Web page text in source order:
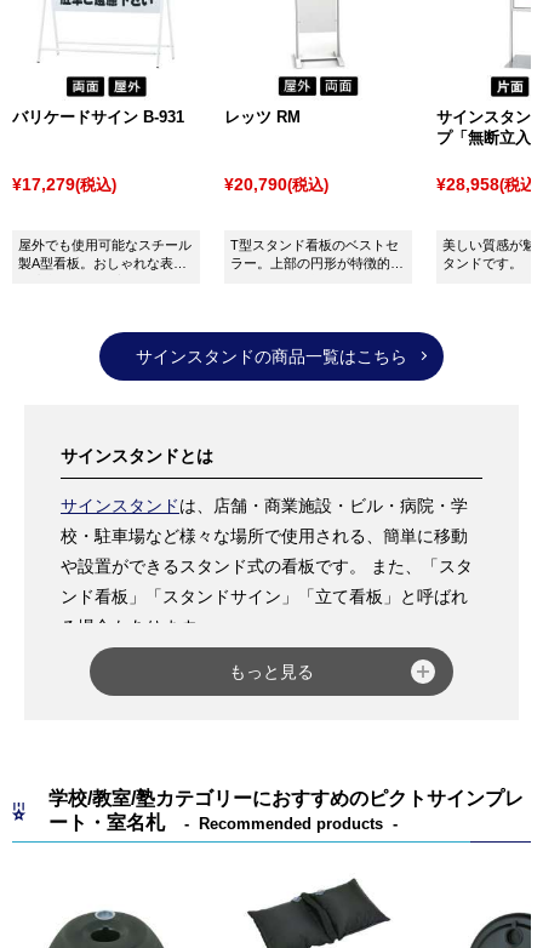
ける回転ボードタイプ、持ち運びが簡単でさまざまな
場所に貼り付けが可能なシートタイプ、脚が付いたス
タンドタイプなどバリエーションも豊富です。
また、マーカーペン
く取り揃えていますので、ぜひ一緒にチェックしてみ
バリケードサイン B-931
¥17,279(税込)
屋外でも使用可能なスチール
製A型看板。おしゃれな表示
レッツ RM
¥20,790(税込)
T型スタンド看板のベストセ
ラー。上部の円形が特徴的で
サインスタン
プ「無断立入
¥28,958(税込)
美しい質感が魅
タンドです。
サインスタンドの商品一覧はこちら
サインスタンドとは
サインスタンドは、店舗・商業施設・ビル・病院・学
校・駐車場など様々な場所で使用される、簡単に移動
や設置ができるスタンド式の看板です。 また、「スタ
ンド看板」「スタンドサイン」「立て看板」と呼ばれ
る場合もあります。
用途としては、商品・サービス・メニュー案内など販
売促進目的で使用される場合や、店舗名やロゴを表記
煙のような注意喚起に使用される案内サインもありま
す。
T型看板(タワーサイン)
飲食店に多く使われている
パネルスタンド
もっと見る
学校/教室/塾カテゴリーにおすすめのピクトサインプレ
ート・室名札
Recommended products